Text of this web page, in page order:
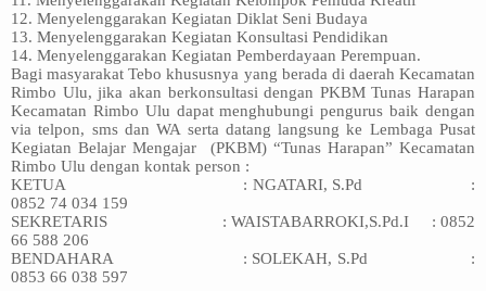
12. Menyelenggarakan Kegiatan Diklat Seni Budaya
13. Menyelenggarakan Kegiatan Konsultasi Pendidikan
14. Menyelenggarakan Kegiatan Pemberdayaan Perempuan.
Bagi masyarakat Tebo khususnya yang berada di daerah Kecamatan
Rimbo Ulu, jika akan berkonsultasi dengan PKBM Tunas Harapan
Kecamatan Rimbo Ulu dapat menghubungi pengurus baik dengan
via telpon, sms dan WA serta datang langsung ke Lembaga Pusat
Kegiatan Belajar Mengajar
(PKBM) “Tunas Harapan” Kecamatan
Rimbo Ulu dengan kontak person :
KETUA
: NGATARI, S.Pd
:
0852 74 034 159
SEKRETARIS
: WAISTABARROKI,S.Pd.I
: 0852
66 588 206
BENDAHARA
: SOLEKAH, S.Pd
:
0853 66 038 597